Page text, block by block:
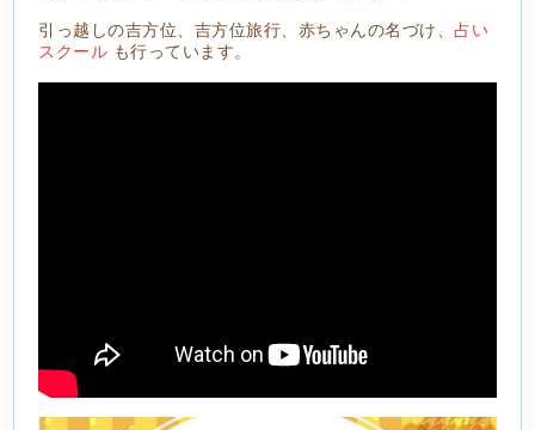
引っ越しの吉方位、吉方位旅行、赤ちゃんの名づけ、占い
スクール も行っています。